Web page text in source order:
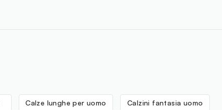
Calze lunghe per uomo Calzini fantasia uomo